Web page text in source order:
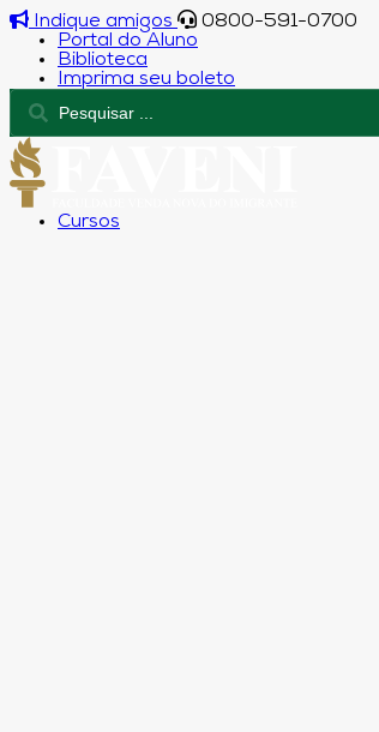
Indique amigos
0800-591-0700
Portal do Aluno
Biblioteca
Imprima seu boleto
Cursos